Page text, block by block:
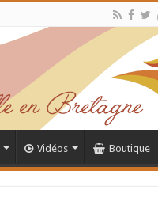
Vidéos Boutique